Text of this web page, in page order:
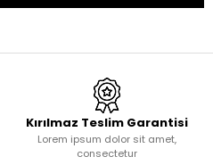
Kırılmaz Teslim Garantisi
Lorem ipsum dolor sit amet,
consectetur